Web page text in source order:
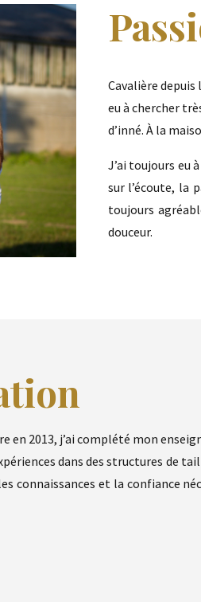
Cavalière depuis
eu à chercher
d’inné. À la
J’ai toujours eu
sur l’écoute, la
toujours
douceur.
en 2013, j’ai complété mon
dans des structures de
connaissances et la confiance